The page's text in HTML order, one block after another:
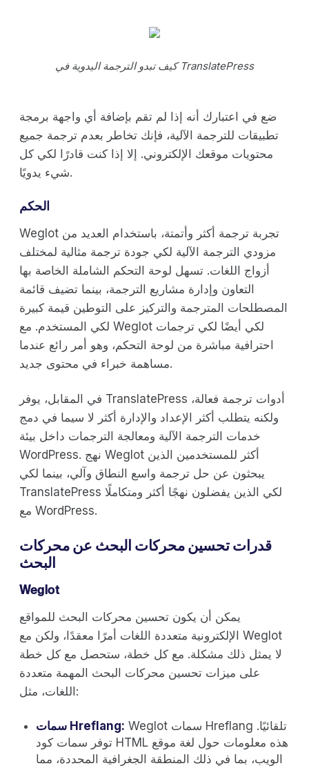
كيف تبدو الترجمة اليدوية في TranslatePress
ضع في اعتبارك أنه إذا لم تقم بإضافة أي واجهة برمجة
تطبيقات للترجمة الآلية، فإنك تخاطر بعدم ترجمة جميع
محتويات موقعك الإلكتروني. إلا إذا كنت قادرًا لكي كل
شيء يدويًا.
الحكم
Weglot تجربة ترجمة أكثر وأتمتة، باستخدام العديد من
مزودي الترجمة الآلية لكي جودة ترجمة مثالية لمختلف
أزواج اللغات. تسهل لوحة التحكم الشاملة الخاصة بها
التعاون وإدارة مشاريع الترجمة، بينما تضيف قائمة
المصطلحات المترجمة والتركيز على التوطين قيمة كبيرة
لكي المستخدم. مع Weglot لكي أيضًا لكي ترجمات
احترافية مباشرة من لوحة التحكم، وهو أمر رائع عندما
مساهمة خبراء في محتوى جديد.
في المقابل، يوفر TranslatePress أدوات ترجمة فعالة،
ولكنه يتطلب أكثر الإعداد والإدارة أكثر لا سيما في دمج
خدمات الترجمة الآلية ومعالجة الترجمات داخل بيئة
WordPress. نهج Weglot أكثر للمستخدمين الذين
يبحثون عن حل ترجمة واسع النطاق وآلي، بينما لكي
TranslatePress لكي الذين يفضلون نهجًا أكثر ومتكاملًا
مع WordPress.
قدرات تحسين محركات البحث عن محركات
البحث
Weglot
يمكن أن يكون تحسين محركات البحث للمواقع
الإلكترونية متعددة اللغات أمرًا معقدًا، ولكن مع Weglot
لا يمثل ذلك مشكلة. مع كل خطة، ستحصل مع كل خطة
على ميزات تحسين محركات البحث المهمة متعددة
اللغات، مثل:
سمات Hreflang: Weglot سمات Hreflang تلقائيًا.
توفر سمات كود HTML هذه معلومات حول لغة موقع
الويب، بما في ذلك المنطقة الجغرافية المحددة، مما